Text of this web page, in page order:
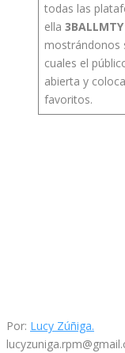
todas las
ella 3BALLMTY
mostrándonos
cuales el
abierta y
favoritos.
Por: Lucy Zúñiga.